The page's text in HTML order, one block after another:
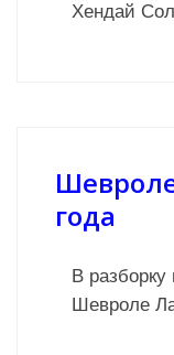
Хендай
года
В
Шевроле